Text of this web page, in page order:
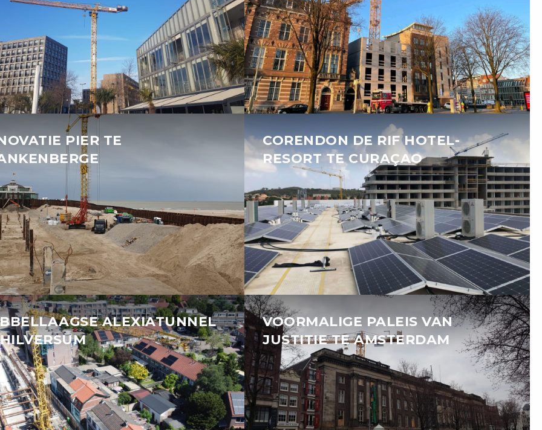
PIER TE
CORENDON DE RIF HOTEL-
RESORT TE CURAÇAO
ALEXIATUNNEL
VOORMALIGE PALEIS VAN
JUSTITIE TE AMSTERDAM